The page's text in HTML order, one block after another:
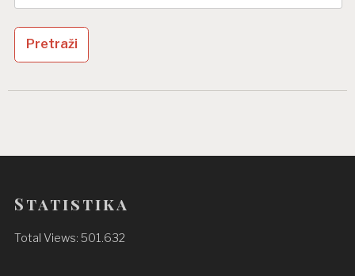
Statistika
Total Views:501.632